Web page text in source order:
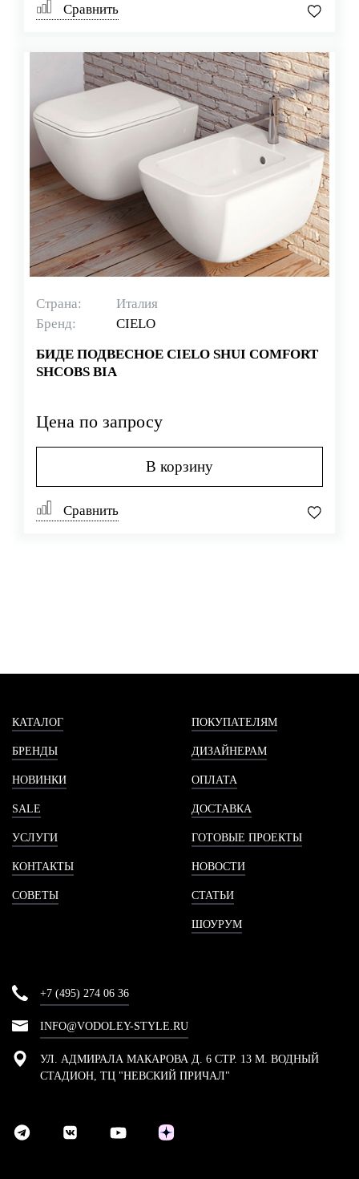
Сравнить
Страна:
Италия
Бренд:
CIELO
БИДЕ ПОДВЕСНОЕ CIELO SHUI COMFORT
SHCOBS BIA
Цена по запросу
В корзину
Сравнить
КАТАЛОГ
БРЕНДЫ
НОВИНКИ
SALE
УСЛУГИ
КОНТАКТЫ
СОВЕТЫ
ПОКУПАТЕЛЯМ
ДИЗАЙНЕРАМ
ОПЛАТА
ДОСТАВКА
ГОТОВЫЕ ПРОЕКТЫ
НОВОСТИ
СТАТЬИ
ШОУРУМ
+7 (495) 274 06 36
INFO@VODOLEY-STYLE.RU
УЛ. АДМИРАЛА МАКАРОВА Д. 6 СТР. 13 М. ВОДНЫЙ
СТАДИОН, ТЦ "НЕВСКИЙ ПРИЧАЛ"